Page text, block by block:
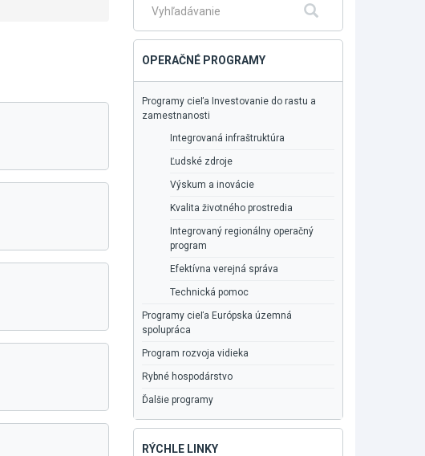
Fulltextové
OPERAČNÉ PROGRAMY
Programy cieľa Investovanie do rastu a
zamestnanosti
Integrovaná infraštruktúra
Ľudské zdroje
Výskum a inovácie
Kvalita životného prostredia
Integrovaný regionálny operačný
program
Efektívna verejná správa
Technická pomoc
Programy cieľa Európska územná
spolupráca
Program rozvoja vidieka
Rybné hospodárstvo
Ďalšie programy
RÝCHLE LINKY